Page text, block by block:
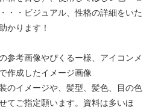
・・ビジュアル、性格の詳細をいた
かります！
参考画像やぴくるー様、アイコンメ
作成したイメージ画像
のイメージや、髪型、髪色、目の色
てご指定願います。資料は多いほ